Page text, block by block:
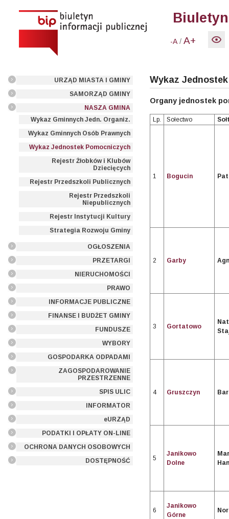
-A /A+
URZĄD MIASTA I GMINY
SAMORZĄD GMINY
NASZA GMINA
Wykaz Gminnych Jedn. Organiz.
Wykaz Gminnych Osób Prawnych
Wykaz Jednostek Pomocniczych
Rejestr Żłobków i Klubów
Dziecięcych
Rejestr Przedszkoli Publicznych
Rejestr Przedszkoli
Niepublicznych
Rejestr Instytucji Kultury
Strategia Rozwoju Gminy
OGŁOSZENIA
PRZETARGI
NIERUCHOMOŚCI
PRAWO
INFORMACJE PUBLICZNE
FINANSE I BUDŻET GMINY
FUNDUSZE
WYBORY
GOSPODARKA ODPADAMI
ZAGOSPODAROWANIE
PRZESTRZENNE
SPIS ULIC
INFORMATOR
eURZĄD
PODATKI I OPŁATY ON-LINE
OCHRONA DANYCH OSOBOWYCH
DOSTĘPNOŚĆ
Wykaz
Organy jednostek
Lp. Sołectwo
1 Bogucin
2 Garby
3 Gortatowo
4 Gruszczyn
5
Janikowo
Dolne
6
Janikowo
Górne